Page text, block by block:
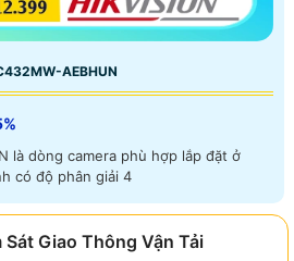
AEBHUN
là dòng camera phù hợp lắp đặt ở
có độ phân giải 4
Sát Giao Thông Vận Tải